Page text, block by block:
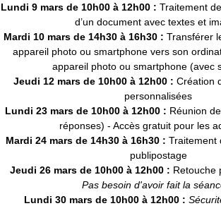
Lundi 9 mars de 10h00 à 12h00 : Traitement
d’un document avec textes et
Mardi 10 mars de 14h30 à 16h30 : Transférer
appareil photo ou smartphone vers son
appareil photo ou smartphone (avec
Jeudi 12 mars de 10h00 à 12h00 : Création
personnalisées
Lundi 23 mars de 10h00 à 12h00 : Réunion
réponses) - Accès gratuit pour les
Mardi 24 mars de 14h30 à 16h30 : Traitement
publipostage
Jeudi 26 mars de 10h00 à 12h00 : Retouche
Pas besoin d'avoir fait la
Lundi 30 mars de 10h00 à 12h00 :